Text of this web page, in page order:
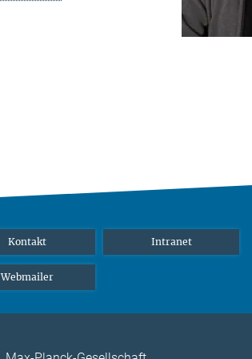
Kontakt Intranet
Webmailer